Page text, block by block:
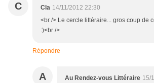
C Cla 14/11/2012 22:30
<br /> Le cercle littéraire... gros coup de
:)<br />
Répondre
A Au Rendez-vous Littéraire 15/